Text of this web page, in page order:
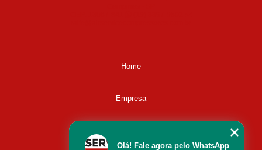
Home
Empresa
Olá! Fale agora pelo WhatsApp